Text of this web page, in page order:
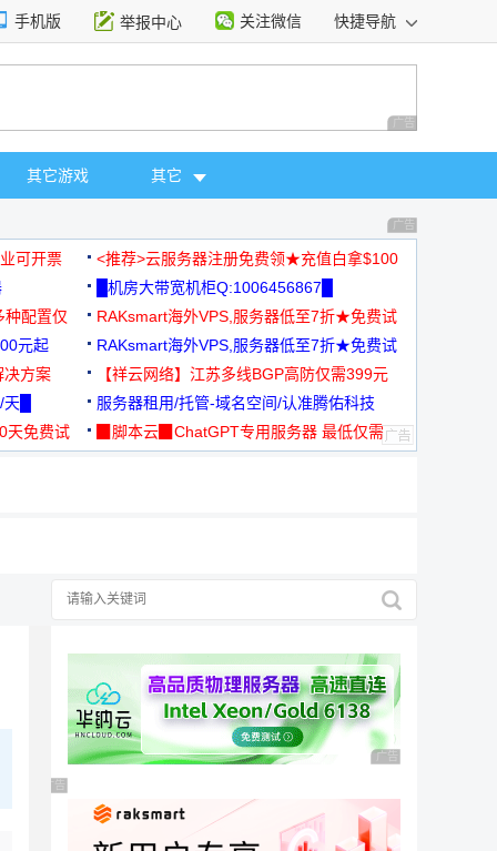
手机版 举报中心 关注微信 快捷导航
广告 商业广告，理
其它游戏 其它
广告 商业广告，理
可开票
<推荐>云服务器注册免费领★充值白拿$100
█机房大带宽机柜Q:1006456867█
种配置仅
RAKsmart海外VPS,服务器低至7折★免费试
用★
元起
RAKsmart海外VPS,服务器低至7折★免费试
用★
决方案
【祥云网络】江苏多线BGP高防仅需399元
█
服务器租用/托管-域名空间/认准腾佑科技
免费试
▉脚本云▉ChatGPT专用服务器 最低仅需
广告 商业广告，理性
广告 商业广告，理性选择